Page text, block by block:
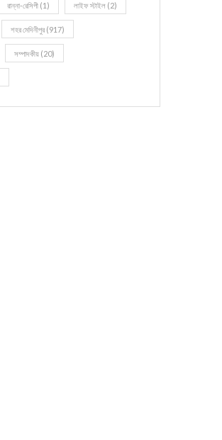
রান্না-রেসিপী (1) লাইফ স্টাইল (2)
শহর মেদিনীপুর (917)
সম্পাদকীয় (20)